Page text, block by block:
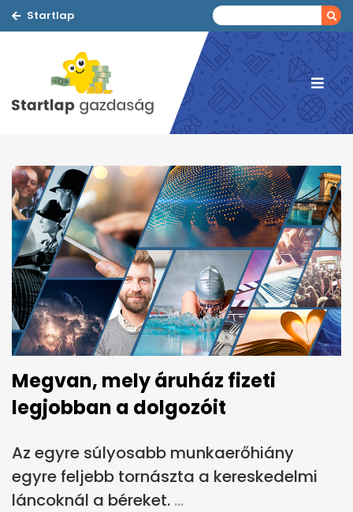
Startlap
Megvan, mely áruház fizeti
legjobban a dolgozóit
Az egyre súlyosabb munkaerőhiány
egyre feljebb tornászta a kereskedelmi
láncoknál a béreket.